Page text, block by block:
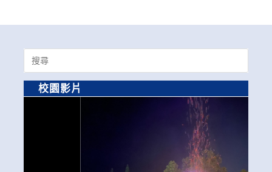
Search
for:
校園影片